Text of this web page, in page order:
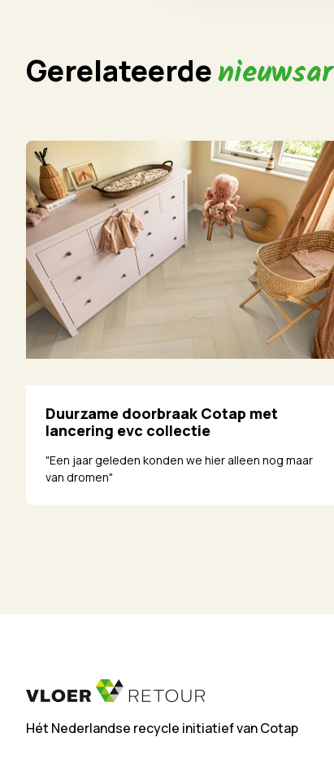
Gerelateerde
Duurzame doorbraak Cotap met
lancering evc collectie
"Een jaar geleden konden we hier alleen nog maar
van dromen"
Hét Nederlandse recycle initiatief van Cotap